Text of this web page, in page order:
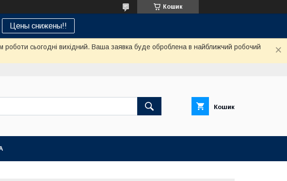
Кошик
Цены снижены!!
роботи сьогодні вихідний. Ваша заявка буде оброблена в найближчий робочий
Кошик